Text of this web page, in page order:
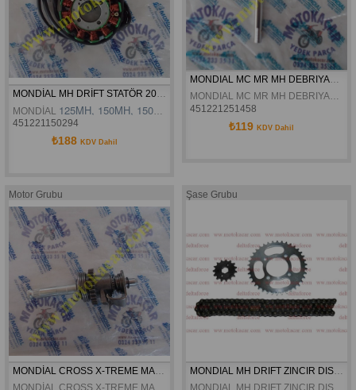
MONDİAL MH DRİFT STATÖR 2017 ORJİNAL
MONDİAL 125MH, 150MH, 150KT, MH-MNR STATÖR 2017 MODEL
451221150294
₺188 KDV Dahil
MONDIAL MC MR MH DEBRIYAJ AYIRMA KOLU ORJINAL
MONDIAL MC MR MH DEBRIYAJ AYIRMA KOLU ORJINAL
451221251458
₺119KDV Dahil
Motor Grubu
MONDİAL CROSS X-TREME MAX MARŞ DİŞLİSİ KOLÇAK MİLİ KOMPLE ORJİNAL
Şase Grubu
MONDIAL MH DRIFT ZINCIR DISLI SETI